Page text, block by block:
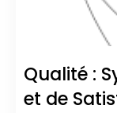
Qualité :
et de